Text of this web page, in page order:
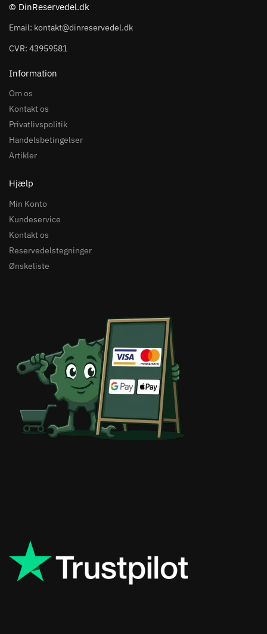
© DinReservedel.dk
Email: kontakt@dinreservedel.dk
CVR: 43959581
Information
Om os
Kontakt os
Privatlivspolitik
Handelsbetingelser
Artikler
Hjælp
Min Konto
Kundeservice
Kontakt os
Reservedelstegninger
Ønskeliste